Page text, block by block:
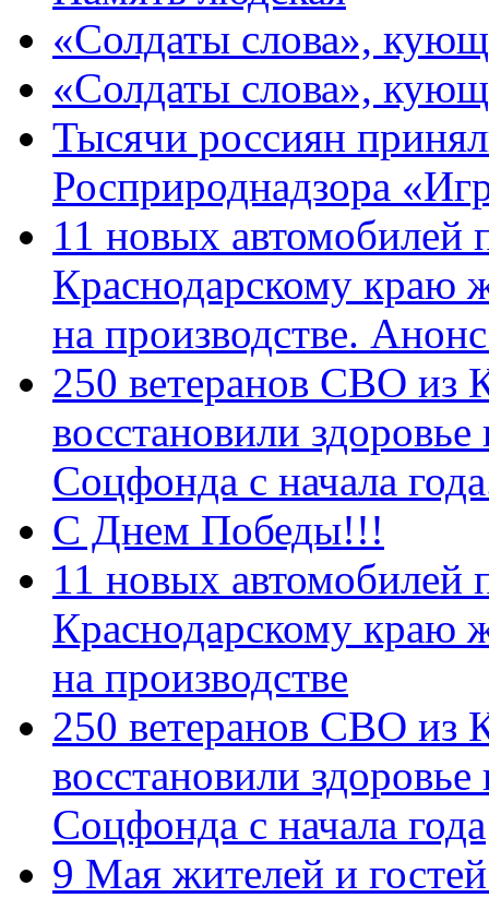
«Солдаты слова»,
«Солдаты слова»,
Тысячи россиян
Росприроднадзора
11 новых автомобилей
Краснодарскому краю
на производстве.
250 ветеранов СВО из
восстановили
Соцфонда с начала
С Днем Победы!!!
11 новых автомобилей
Краснодарскому краю
на производстве
250 ветеранов СВО из
восстановили
Соцфонда с начала года
9 Мая жителей и